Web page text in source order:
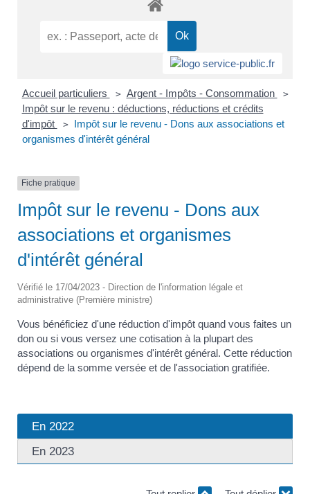
Accueil particuliers > Argent - Impôts - Consommation >
Impôt sur le revenu : déductions, réductions et crédits
d'impôt
>
Impôt sur le revenu - Dons aux associations et
organismes d'intérêt général
Fiche pratique
Impôt sur le revenu - Dons aux
associations et organismes
d'intérêt général
Vérifié le 17/04/2023 - Direction de l'information légale et
administrative (Première ministre)
Vous bénéficiez d'une réduction d'impôt quand vous faites un
don ou si vous versez une cotisation à la plupart des
associations ou organismes d'intérêt général. Cette réduction
dépend de la somme versée et de l'association gratifiée.
En 2022
En 2023